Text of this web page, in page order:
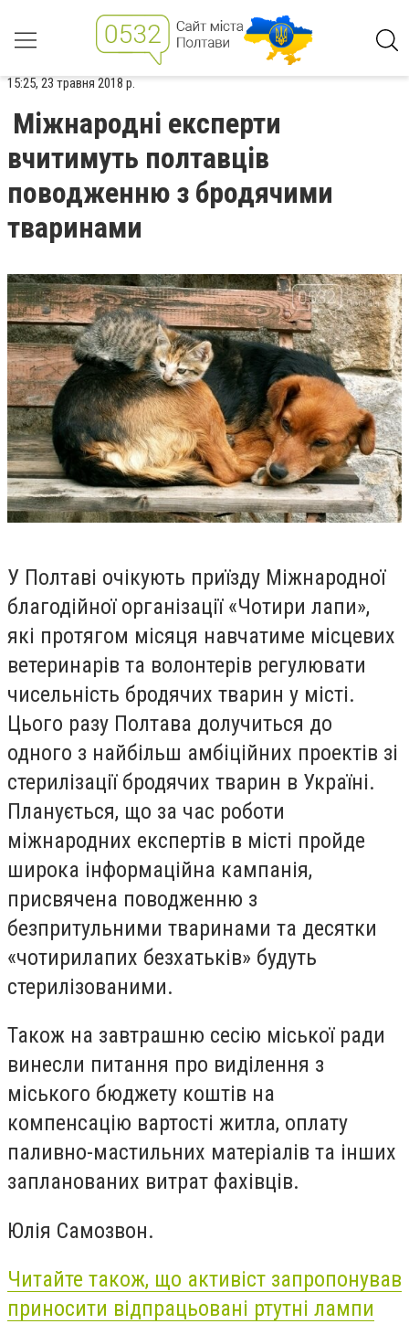
15:25, 23 травня 2018 р.
Міжнародні експерти
вчитимуть полтавців
поводженню з бродячими
тваринами
У Полтаві очікують приїзду Міжнародної
благодійної організації «Чотири лапи»,
які протягом місяця навчатиме місцевих
ветеринарів та волонтерів регулювати
чисельність бродячих тварин у місті.
Цього разу Полтава долучиться до
одного з найбільш амбіційних проектів зі
стерилізації бродячих тварин в Україні.
Планується, що за час роботи
міжнародних експертів в місті пройде
широка інформаційна кампанія,
присвячена поводженню з
безпритульними тваринами та десятки
«чотирилапих безхатьків» будуть
стерилізованими.
Також на завтрашню сесію міської ради
винесли питання про виділення з
міського бюджету коштів на
компенсацію вартості житла, оплату
паливно-мастильних матеріалів та інших
запланованих витрат фахівців.
Юлія Самозвон.
Читайте також, що активіст запропонував
приносити відпрацьовані ртутні лампи